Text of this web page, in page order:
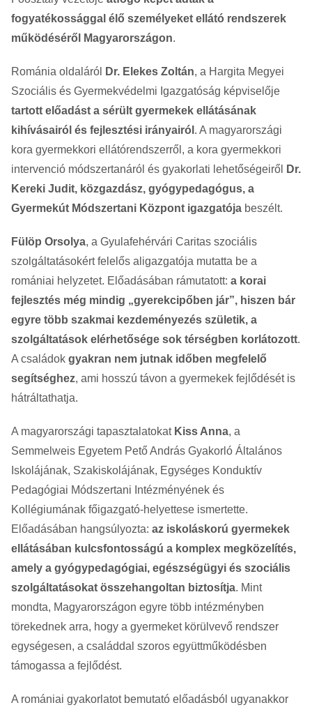
fogyatékossággal élő személyeket ellátó rendszerek
működéséről Magyarországon.
Románia oldaláról Dr. Elekes Zoltán, a Hargita Megyei
Szociális és Gyermekvédelmi Igazgatóság képviselője
tartott előadást a sérült gyermekek ellátásának
kihívásairól és fejlesztési irányairól . A magyarországi
kora gyermekkori ellátórendszerről, a kora gyermekkori
intervenció módszertanáról és gyakorlati lehetőségeiről
Dr.
Kereki Judit, közgazdász, gyógypedagógus, a
Gyermekút Módszertani Központ igazgatója beszélt.
Fülöp Orsolya, a Gyulafehérvári Caritas szociális
szolgáltatásokért felelős aligazgatója mutatta be a
romániai helyzetet. Előadásában rámutatott: a korai
fejlesztés még mindig „gyerekcipőben jár”, hiszen bár
egyre több szakmai kezdeményezés születik, a
szolgáltatások elérhetősége sok térségben korlátozott.
A családok gyakran nem jutnak időben megfelelő
segítséghez, ami hosszú távon a gyermekek fejlődését is
hátráltathatja.
A magyarországi tapasztalatokat Kiss Anna, a
Semmelweis Egyetem Pető András Gyakorló Általános
Iskolájának, Szakiskolájának, Egységes Konduktív
Pedagógiai Módszertani Intézményének és
Kollégiumának főigazgató-helyettese ismertette.
Előadásában hangsúlyozta: az iskoláskorú gyermekek
ellátásában kulcsfontosságú a komplex megközelítés,
amely a gyógypedagógiai, egészségügyi és szociális
szolgáltatásokat összehangoltan biztosítja. Mint
mondta, Magyarországon egyre több intézményben
törekednek arra, hogy a gyermeket körülvevő rendszer
egységesen, a családdal szoros együttműködésben
támogassa a fejlődést.
A romániai gyakorlatot bemutató előadásból ugyanakkor